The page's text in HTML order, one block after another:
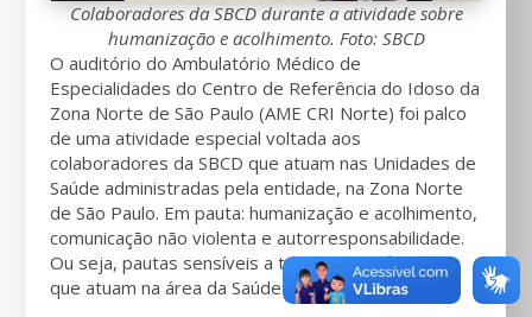
Colaboradores da SBCD durante a atividade sobre
humanização e acolhimento. Foto: SBCD
O auditório do Ambulatório Médico de
Especialidades do Centro de Referência do Idoso da
Zona Norte de São Paulo (AME CRI Norte) foi palco
de uma atividade especial voltada aos
colaboradores da SBCD que atuam nas Unidades de
Saúde administradas pela entidade, na Zona Norte
de São Paulo. Em pauta: humanização e acolhimento,
comunicação não violenta e autorresponsabilidade.
Ou seja, pautas sensíveis a todos os profissionais
que atuam na área da Saúde Pública.